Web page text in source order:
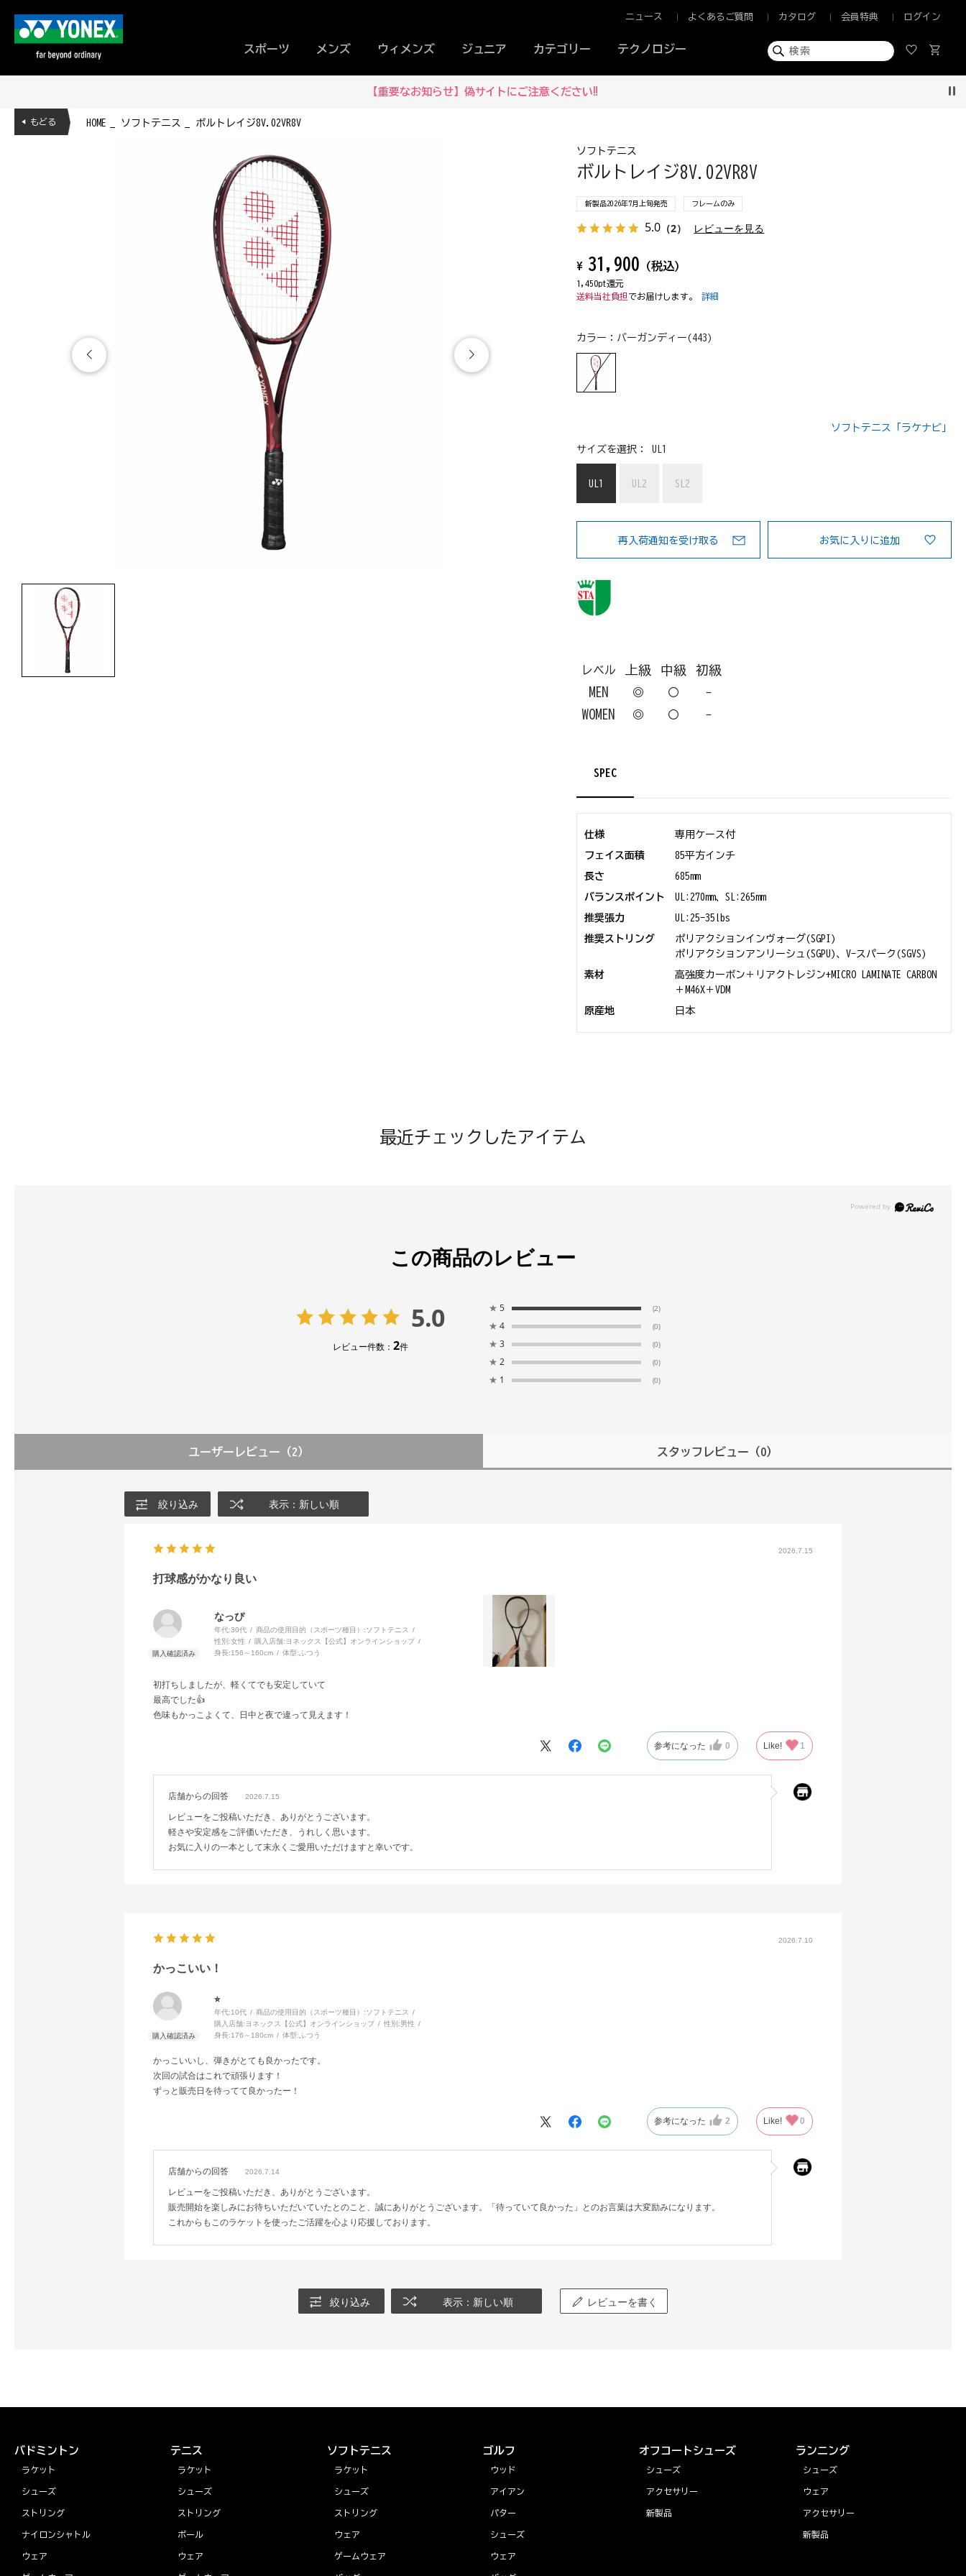
スポーツ メンズ ウィメンズ ジュニア カテゴリー テクノロジー
ニュース よくあるご質問 カタログ 会員特典 ログイン
【重要なお知らせ】偽サイトにご注意ください‼
HOME ソフトテニス ボルトレイジ8V.02VR8V
◀ もどる
ソフトテニス
ボルトレイジ8V.02VR8V
新製品2026年7月上旬発売 フレームのみ
5.0 （2） レビューを見る
¥ 31,900 (税込)
1,450pt還元
送料当社負担 でお届けします。詳細
カラー： バーガンディー(443)
ソフトテニス「ラケナビ」
サイズを選択：UL1
UL1 UL2 SL2
再入荷通知を受け取る お気に入りに追加
レベル 上級 中級
初級
MEN
◎ 〇 -
WOMEN ◎ 〇 -
SPEC
仕様 専用ケース付
フェイス面積 85平方インチ
長さ 685mm
バランスポイント UL:270mm、SL:265mm
推奨張力 UL:25-35lbs
推奨ストリング
ポリアクションインヴォーグ(SGPI)
ポリアクションアンリーシュ(SGPU)、V-スパーク(SGVS)
素材
高強度カーボン＋リアクトレジン+MICRO LAMINATE CARBON
＋M46X＋VDM
原産地 日本
最近チェックしたアイテム
この商品のレビュー
5.0
レビュー件数： 2件
★ 5 (2)
★ 4 (0)
★ 3 (0)
★ 2 (0)
★ 1 (0)
ユーザーレビュー （2） スタッフレビュー （0）
絞り込み 表示：新しい順
2026.7.15
打球感がかなり良い
なっぴ
年代:30代 商品の使用目的（スポーツ種目）:ソフトテニス
性別:女性 購入店舗:ヨネックス【公式】オンラインショップ
身長:156～160cm 体型:ふつう
初打ちしましたが、軽くてでも安定していて
最高でした👍
色味もかっこよくて、日中と夜で違って見えます！
参考になった 0 Like! 1
店舗からの回答 2026.7.15
レビューをご投稿いただき、ありがとうございます。
軽さや安定感をご評価いただき、うれしく思います。
お気に入りの一本として末永くご愛用いただけますと幸いです。
2026.7.10
かっこいい！
⭐︎
年代:10代 商品の使用目的（スポーツ種目）:ソフトテニス
購入店舗: ヨネックス【公式】オンラインショップ 性別:男性
身長:176～180cm 体型: ふつう
かっこいいし、弾きがとても良かったです。
次回の試合はこれで頑張ります！
ずっと販売日を待ってて良かったー！
参考になった 2 Like! 0
店舗からの回答 2026.7.14
レビューをご投稿いただき、ありがとうございます。
販売開始を楽しみにお待ちいただいていたとのこと、誠にありがとうございます。「待っていて良かった」とのお言葉は大変励みになります。
これからもこのラケットを使ったご活躍を心より応援しております。
絞り込み 表示：新しい順 レビューを書く
バドミントン
ラケット
シューズ
ストリング
ナイロンシャトル
ウェア
テニス
ラケット
シューズ
ストリング
ボール
ウェア
ソフトテニス
ラケット
シューズ
ストリング
ウェア
ゲームウェア
ゴルフ
ウッド
アイアン
パター
シューズ
ウェア
オフコートシューズ
シューズ
アクセサリー
新製品
ランニング
シューズ
ウェア
アクセサリー
新製品